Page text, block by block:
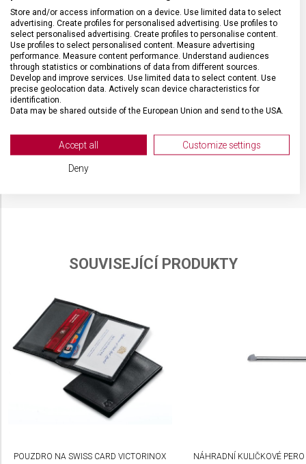
UZAMYKATELNÁ ČEPEL Ne
POČET FUNKCÍ 10
VELIKOST 8,2 x 0,45 cm
BARVA Černá
SOUVISEJÍCÍ PRODUKTY
POUZDRO NA SWISS CARD VICTORINOX NÁHRADNÍ KULIČKOVÉ
Store and/or access information on a device. Use limited data to select
advertising. Create profiles for personalised advertising. Use profiles to
select personalised advertising. Create profiles to personalise content.
Use profiles to select personalised content. Measure advertising
performance. Measure content performance. Understand audiences
through statistics or combinations of data from different sources.
Develop and improve services. Use limited data to select content. Use
precise geolocation data. Actively scan device characteristics for
identification.
Data may be shared outside of the European Union and send to the USA.
View Partner List (2 IAB Vendors)
We use your data for the following purposes:
Create profiles for personalised advertising
advertising
Create profiles to personalise content
Use profiles to select personalised content
Measure advertising performance
Measure content performance
Accept all Customize settings
Deny